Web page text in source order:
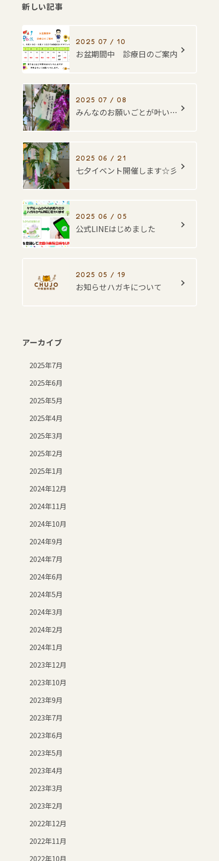
新しい記事
2025 07 / 10
お盆期間中 診療日のご案内
2025 07 / 08
みんなのお願いごとが叶いますように・・・☆彡
2025 06 / 21
七夕イベント開催します☆彡
2025 06 / 05
公式LINEはじめました
2025 05 / 19
お知らせハガキについて
アーカイブ
2025年7月
2025年6月
2025年5月
2025年4月
2025年3月
2025年2月
2025年1月
2024年12月
2024年11月
2024年10月
2024年9月
2024年7月
2024年6月
2024年5月
2024年3月
2024年2月
2024年1月
2023年12月
2023年10月
2023年9月
2023年7月
2023年6月
2023年5月
2023年4月
2023年3月
2023年2月
2022年12月
2022年11月
2022年10月